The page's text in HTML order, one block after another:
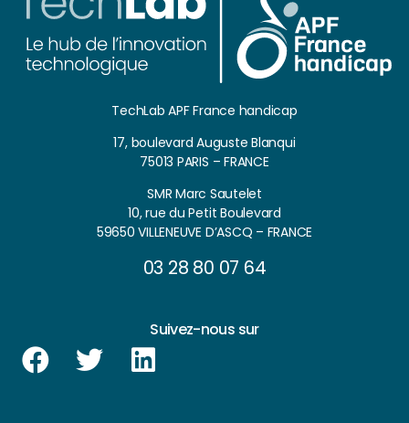
TechLab APF France handicap
17, boulevard Auguste Blanqui
75013 PARIS – FRANCE
SMR Marc Sautelet
10, rue du Petit Boulevard
59650 VILLENEUVE D’ASCQ – FRANCE
03 28 80 07 64
Suivez-nous sur